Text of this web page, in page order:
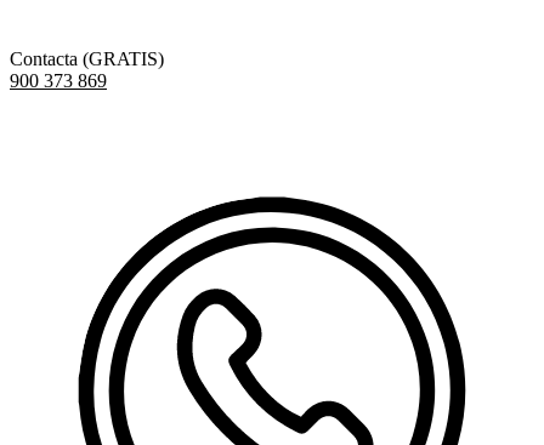
Contacta (GRATIS)
900 373 869